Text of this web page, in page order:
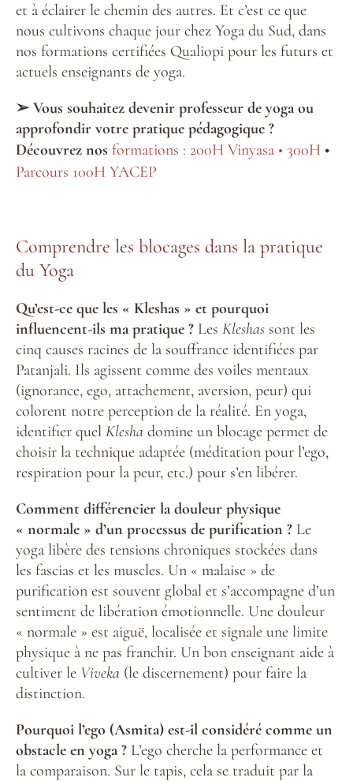
et à éclairer le chemin des autres. Et c’est ce que
nous cultivons chaque jour chez Yoga du Sud, dans
nos formations certifiées Qualiopi pour les futurs et
actuels enseignants de yoga.
➢ Vous souhaitez devenir professeur de yoga ou
approfondir votre pratique pédagogique ?
Découvrez nosformations : 200H Vinyasa • 300H •
Parcours 100H YACEP
Comprendre les blocages dans la pratique
du Yoga
Qu’est-ce que les « Kleshas » et pourquoi
influencent-ils ma pratique ? LesKleshas sont les
cinq causes racines de la souffrance identifiées par
Patanjali. Ils agissent comme des voiles mentaux
(ignorance, ego, attachement, aversion, peur) qui
colorent notre perception de la réalité. En yoga,
identifier quelKlesha domine un blocage permet de
choisir la technique adaptée (méditation pour l’ego,
respiration pour la peur, etc.) pour s’en libérer.
Comment différencier la douleur physique
« normale » d’un processus de purification ? Le
yoga libère des tensions chroniques stockées dans
les fascias et les muscles. Un « malaise » de
purification est souvent global et s’accompagne d’un
sentiment de libération émotionnelle. Une douleur
« normale » est aiguë, localisée et signale une limite
physique à ne pas franchir. Un bon enseignant aide à
cultiver le Viveka (le discernement) pour faire la
distinction.
Pourquoi l’ego (Asmita) est-il considéré comme un
obstacle en yoga ? L’ego cherche la performance et
la comparaison. Sur le tapis, cela se traduit par la